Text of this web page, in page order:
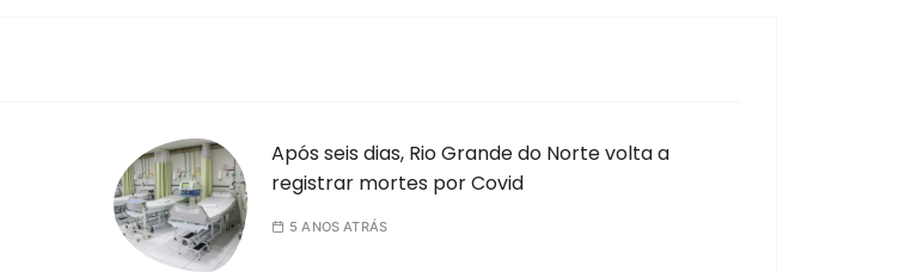
Após seis dias, Rio Grande do Norte volta a
registrar mortes por Covid
5 ANOS ATRÁS